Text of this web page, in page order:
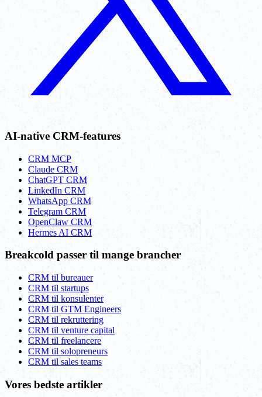
AI-native CRM-features
CRM MCP
Claude CRM
ChatGPT CRM
LinkedIn CRM
WhatsApp CRM
Telegram CRM
OpenClaw CRM
Hermes AI CRM
Breakcold passer til mange brancher
CRM til bureauer
CRM til startups
CRM til konsulenter
CRM til GTM Engineers
CRM til rekruttering
CRM til venture capital
CRM til freelancere
CRM til solopreneurs
CRM til sales teams
Vores bedste artikler